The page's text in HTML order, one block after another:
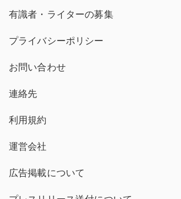
有識者・ライターの募集
プライバシーポリシー
お問い合わせ
連絡先
利用規約
運営会社
広告掲載について